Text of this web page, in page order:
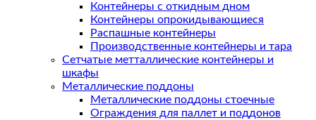
Контейнеры с откидным дном
Контейнеры опрокидывающиеся
Распашные контейнеры
Производственные контейнеры и тара
Сетчатые метталлические контейнеры и
шкафы
Металлические поддоны
Металлические поддоны стоечные
Ограждения для паллет и поддонов